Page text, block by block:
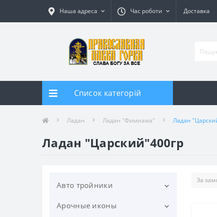
Наша адреса Час роботи Доставка
Список категорій
Ладан Ладан "Фимиама" Ладан
Ладан "Царский"400гр
Авто тройники
Тройник автомобильный под
Арочные иконы